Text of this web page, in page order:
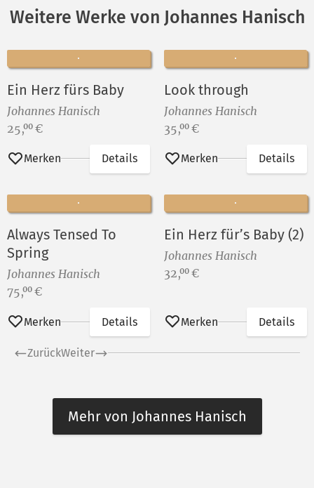
Weitere Werke von Johannes Hanisch
Ein Herz fürs Baby
Johannes Hanisch
Preis:
25,00 €
Merken Details
Look through
Johannes Hanisch
Preis:
35,00 €
Merken Details
Always Tensed To
Spring
Johannes Hanisch
Preis:
75,00 €
Merken Details
Ein Herz für’s Baby (2)
Johannes Hanisch
Preis:
32,00 €
Merken Details
ZurückWeiter
Mehr von Johannes Hanisch